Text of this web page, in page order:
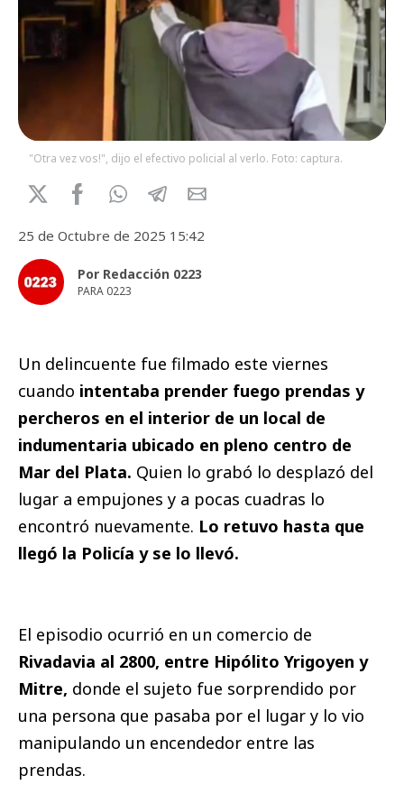
"Otra vez vos!", dijo el efectivo policial al verlo. Foto: captura.
25 de Octubre de 2025 15:42
Por Redacción 0223
PARA 0223
Un delincuente fue filmado este viernes
cuando intentaba prender fuego prendas y
percheros en el interior de un local de
indumentaria ubicado en pleno centro de
Mar del Plata. Quien lo grabó lo desplazó del
lugar a empujones y a pocas cuadras lo
encontró nuevamente. Lo retuvo hasta que
llegó la Policía y se lo llevó.
El episodio ocurrió en un comercio de
Rivadavia al 2800, entre Hipólito Yrigoyen y
Mitre, donde el sujeto fue sorprendido por
una persona que pasaba por el lugar y lo vio
manipulando un encendedor entre las
prendas.